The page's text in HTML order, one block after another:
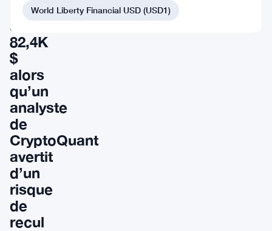
mur
à
82,4K
$
alors
qu’un
analyste
de
CryptoQuant
avertit
d’un
risque
de
recul
World Liberty Financial USD (USD1)